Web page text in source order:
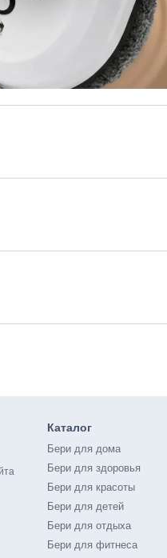
Каталог
Бери для дома
Бери для здоровья
Бери для красоты
Бери для детей
Бери для отдыха
Бери для фитнеса